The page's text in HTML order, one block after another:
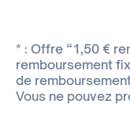
* : Offre “1,50 €
remboursement
de
Vous ne pouvez